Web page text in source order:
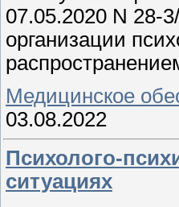
07.05.2020 N 28-
организации
Медицинское
03.08.2022
Психолого-
ситуациях